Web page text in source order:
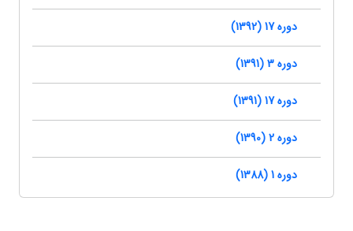
دوره 17 (1392)
دوره 3 (1391)
دوره 17 (1391)
دوره 2 (1390)
دوره 1 (1388)